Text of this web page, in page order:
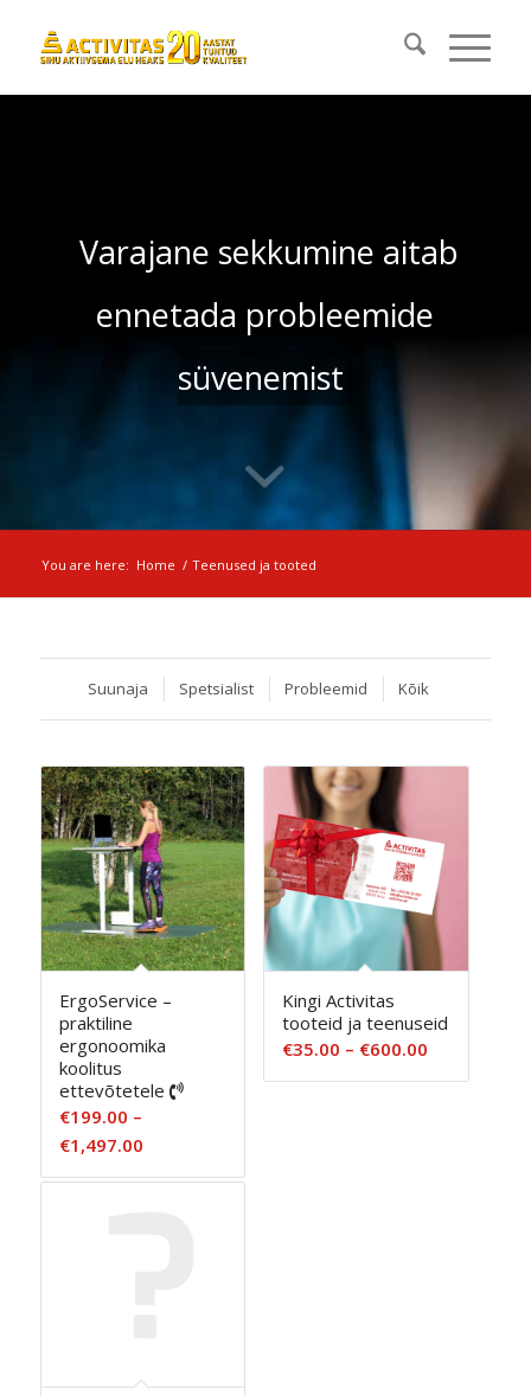
Varajane sekkumine aitab
ennetada probleemide
süvenemist
You are here: Home / Teenused ja tooted
Suunaja Spetsialist Probleemid Kõik
ErgoService –
praktiline
ergonoomika
koolitus
ettevõtetele
€199.00 –
€1,497.00Hinnavahemik:
€199.00
Kingi Activitas
tooteid ja teenuseid
€35.00 – €600.00
€35.00